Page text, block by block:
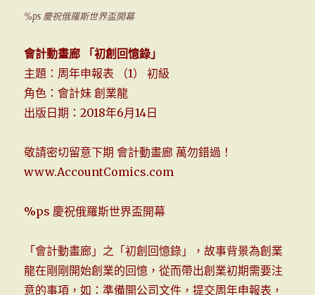
%ps 慶祝俄羅斯世界盃開幕
會計動畫廊 「初創回憶錄」
主題：周年申報表 （1） 初級
角色：會計妹 創業龍
出版日期：2018年6月14日
敬請密切留意下期 會計動畫廊 萬勿錯過！
www.AccountComics.com
%ps 慶祝俄羅斯世界盃開幕
「會計動畫廊」之「初創回憶錄」，故事背景為創業
龍在剛剛開始創業的回憶，從而帶出創業初期需要注
意的事項，如：準備開公司文件，提交周年申報表，